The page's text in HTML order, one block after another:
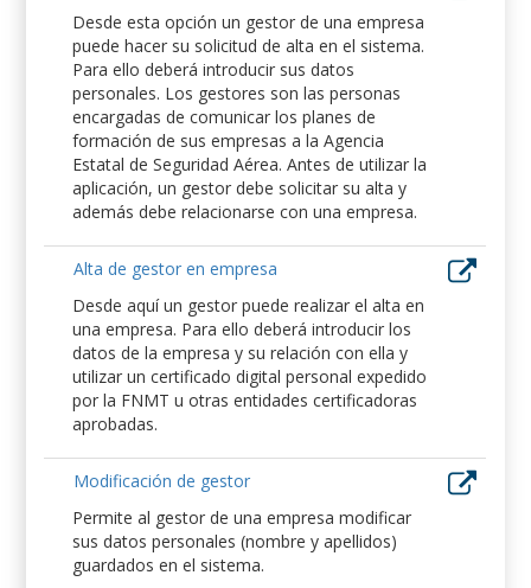
Desde esta opción un gestor de una empresa
puede hacer su solicitud de alta en el sistema.
Para ello deberá introducir sus datos
personales. Los gestores son las personas
encargadas de comunicar los planes de
formación de sus empresas a la Agencia
Estatal de Seguridad Aérea. Antes de utilizar la
aplicación, un gestor debe solicitar su alta y
además debe relacionarse con una empresa.
Alta de gestor en empresa
Desde aquí un gestor puede realizar el alta en
una empresa. Para ello deberá introducir los
datos de la empresa y su relación con ella y
utilizar un certificado digital personal expedido
por la FNMT u otras entidades certificadoras
aprobadas.
Modificación de gestor
Permite al gestor de una empresa modificar
sus datos personales (nombre y apellidos)
guardados en el sistema.